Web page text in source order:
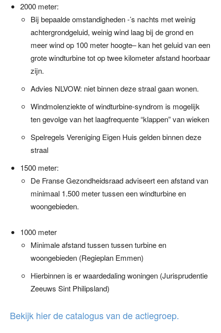
2000 meter:
Bij bepaalde omstandigheden -’s nachts met weinig
achtergrondgeluid, weinig wind laag bij de grond en
meer wind op 100 meter hoogte– kan het geluid van een
grote windturbine tot op twee kilometer afstand hoorbaar
zijn.
Advies NLVOW: niet binnen deze straal gaan wonen.
Windmolenziekte of windturbine-syndrom is mogelijk
ten gevolge van het laagfrequente “klappen” van wieken
Spelregels Vereniging Eigen Huis gelden binnen deze
straal
1500 meter:
De Franse Gezondheidsraad adviseert een afstand van
minimaal 1.500 meter tussen een windturbine en
woongebieden.
1000 meter
Minimale afstand tussen tussen turbine en
woongebieden (Regieplan Emmen)
Hierbinnen is er waardedaling woningen (Jurisprudentie
Zeeuws Sint Philipsland)
Bekijk hier de catalogus van de actiegroep.